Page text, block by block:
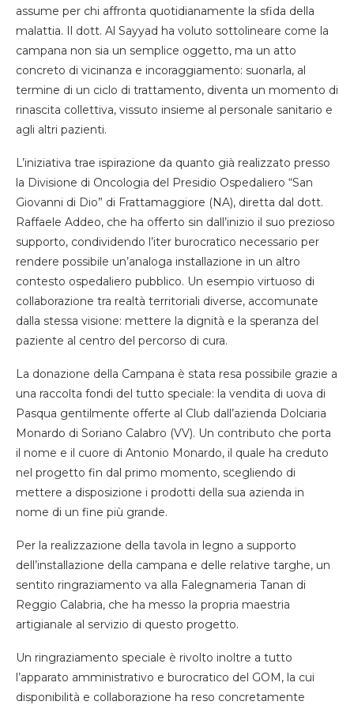
assume per chi affronta quotidianamente la sfida della
malattia. Il dott. Al Sayyad ha voluto sottolineare come la
campana non sia un semplice oggetto, ma un atto
concreto di vicinanza e incoraggiamento: suonarla, al
termine di un ciclo di trattamento, diventa un momento di
rinascita collettiva, vissuto insieme al personale sanitario e
agli altri pazienti.
L’iniziativa trae ispirazione da quanto già realizzato presso
la Divisione di Oncologia del Presidio Ospedaliero “San
Giovanni di Dio” di Frattamaggiore (NA), diretta dal dott.
Raffaele Addeo, che ha offerto sin dall’inizio il suo prezioso
supporto, condividendo l’iter burocratico necessario per
rendere possibile un’analoga installazione in un altro
contesto ospedaliero pubblico. Un esempio virtuoso di
collaborazione tra realtà territoriali diverse, accomunate
dalla stessa visione: mettere la dignità e la speranza del
paziente al centro del percorso di cura.
La donazione della Campana è stata resa possibile grazie a
una raccolta fondi del tutto speciale: la vendita di uova di
Pasqua gentilmente offerte al Club dall’azienda Dolciaria
Monardo di Soriano Calabro (VV). Un contributo che porta
il nome e il cuore di Antonio Monardo, il quale ha creduto
nel progetto fin dal primo momento, scegliendo di
mettere a disposizione i prodotti della sua azienda in
nome di un fine più grande.
Per la realizzazione della tavola in legno a supporto
dell’installazione della campana e delle relative targhe, un
sentito ringraziamento va alla Falegnameria Tanan di
Reggio Calabria, che ha messo la propria maestria
artigianale al servizio di questo progetto.
Un ringraziamento speciale è rivolto inoltre a tutto
l’apparato amministrativo e burocratico del GOM, la cui
disponibilità e collaborazione ha reso concretamente